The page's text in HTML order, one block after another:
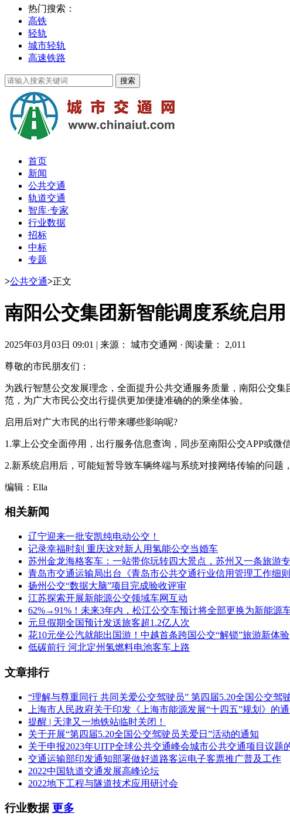
热门搜索：
高铁
轻轨
城市轻轨
高速铁路
首页
新闻
公共交通
轨道交通
智库·专家
行业数据
招标
中标
专题
>公共交通>正文
南阳公交集团新智能调度系统启用
2025年03月03日 09:01 | 来源： 城市交通网 · 阅读量： 2,011
尊敬的市民朋友们：
为践行智慧公交发展理念，全面提升公共交通服务质量，南阳公交
范，为广大市民公交出行提供更加便捷准确的的乘坐体验。
启用后对广大市民的出行带来哪些影响呢?
1.掌上公交全面停用，出行服务信息查询，同步至南阳公交APP或微
2.新系统启用后，可能短暂导致车辆终端与系统对接网络传输的问题
编辑：Ella
相关新闻
辽宁迎来一批安凯纯电动公交！
记录幸福时刻 重庆这对新人用氢能公交当婚车
苏州金龙海格客车：一站带你玩转四大景点，苏州又一条旅游专
青岛市交通运输局出台《青岛市公共交通行业信用管理工作细则
扬州公交“数据大脑”项目完成验收评审
江苏探索开展新能源公交领域车网互动
62%→91%！未来3年内，松江公交车预计将全部更换为新能源
元旦假期全国预计发送旅客超1.2亿人次
花10元坐公汽就能出国游！中越首条跨国公交“解锁”旅游新体验
低碳前行 河北定州氢燃料电池客车上路
文章排行
“理解与尊重同行 共同关爱公交驾驶员” 第四届5.20全国公交驾
上海市人民政府关于印发《上海市能源发展“十四五”规划》的通
提醒 | 天津又一地铁站临时关闭！
关于开展“第四届5.20全国公交驾驶员关爱日”活动的通知
关于申报2023年UITP全球公共交通峰会城市公共交通项目议题
交通运输部印发通知部署做好道路客运电子客票推广普及工作
2022中国轨道交通发展高峰论坛
2022地下工程与隧道技术应用研讨会
行业数据更多